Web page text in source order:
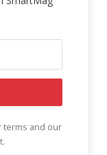
terms and our